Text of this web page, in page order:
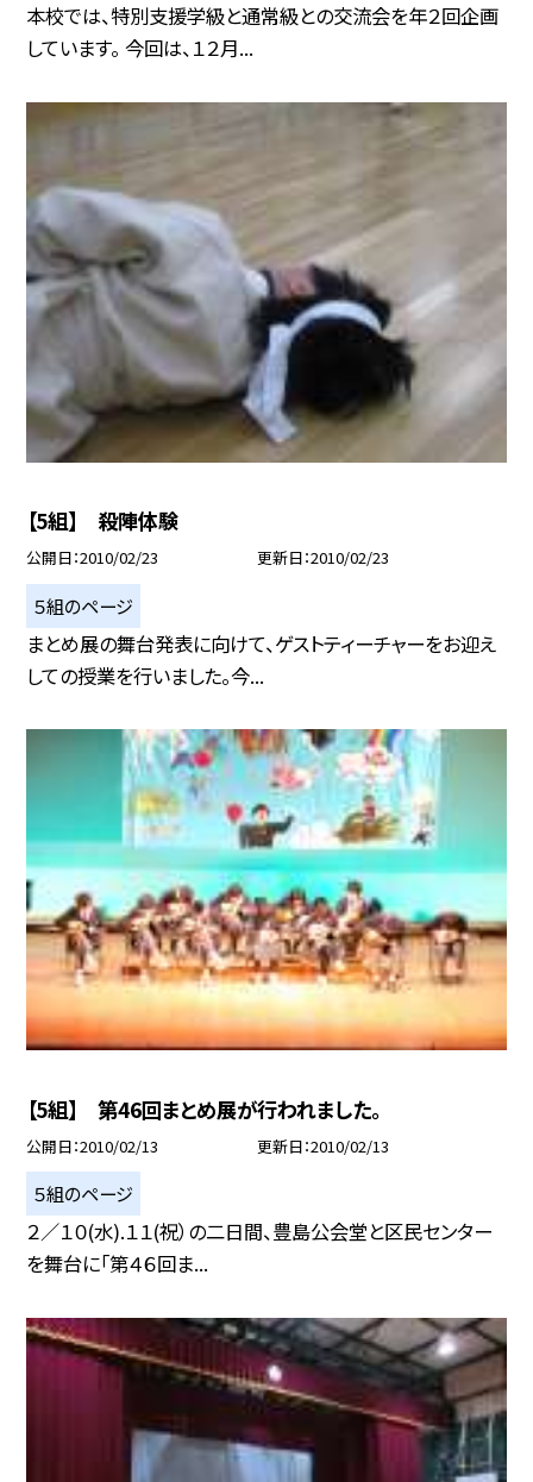
本校では、特別支援学級と通常級との交流会を年２回企画
しています。 今回は、１２月...
【5組】 殺陣体験
公開日 2010/02/23 更新日 2010/02/23
５組のページ
まとめ展の舞台発表に向けて、ゲストティーチャーをお迎え
しての授業を行いました。今...
【5組】 第46回まとめ展が行われました。
公開日 2010/02/13 更新日 2010/02/13
５組のページ
２／１０(水).１１(祝）の二日間、豊島公会堂と区民センター
を舞台に「第４６回ま...